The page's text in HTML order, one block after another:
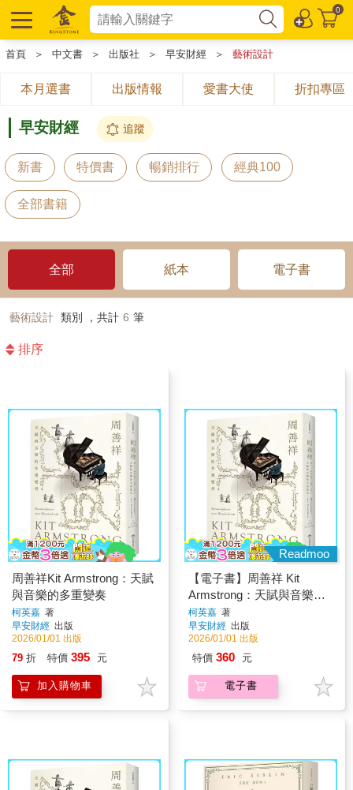
0
首頁 ＞ 中文書 ＞ 出版社 ＞ 早安財經 ＞ 藝術設計
本月選書 出版情報 愛書大使 折扣專區
早安財經 追蹤
新書 特價書 暢銷排行 經典100
全部書籍
全部 紙本 電子書
藝術設計 類別 ，共計 6 筆
排序
周善祥Kit Armstrong：天賦
與音樂的多重變奏
柯英嘉 著
早安財經 出版
2026/01/01 出版
79 折 特價 395 元
加入購物車
Readmoo
【電子書】周善祥 Kit
Armstrong：天賦與音樂的
多重變奏
柯英嘉 著
早安財經 出版
2026/01/01 出版
特價 360 元
電子書